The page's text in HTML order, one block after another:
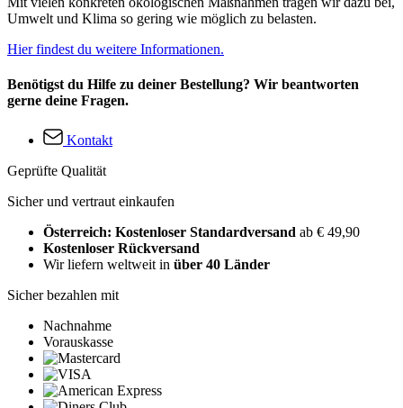
Umwelt und Klima so gering wie möglich zu belasten.
Hier findest du weitere Informationen.
Benötigst du Hilfe zu deiner Bestellung? Wir beantworten
gerne deine Fragen.
Kontakt
Geprüfte Qualität
Sicher und vertraut einkaufen
Österreich: Kostenloser Standardversand ab € 49,90
Kostenloser Rückversand
Wir liefern weltweit in über 40 Länder
Sicher bezahlen mit
Nachnahme
Vorauskasse